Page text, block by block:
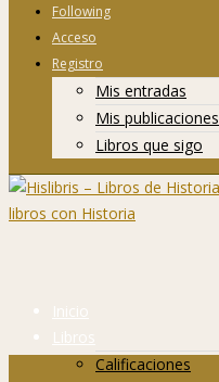
Following
Acceso
Registro
Mis entradas
Mis publicaciones
Libros que sigo
Inicio
Libros
Calificaciones